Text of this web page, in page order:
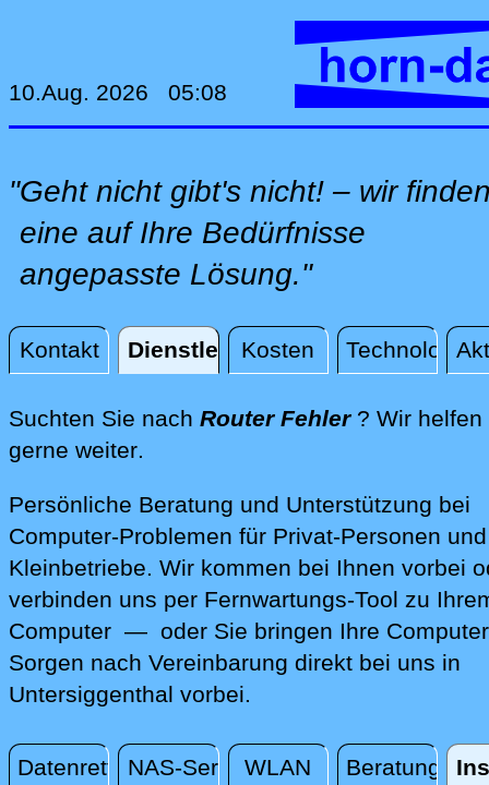
10.Aug. 2026 05:08
"Geht nicht gibt's nicht! – wir
eine auf Ihre Bedürfnisse
angepasste Lösung."
Kontakt Dienstleistungen
Kosten Technologie
Dienstleistungen
Suchten Sie nach Router Fehler? Wir helfen
gerne weiterdirekt an Ihrem Standort, per
.
Persönliche Beratung und Unterstützung bei
Computer-Problemen für Privat-Personen und
Kleinbetriebe. Wir kommen bei Ihnen vorbei
verbinden uns per Fernwartungs-Tool zu
Computer — oder Sie bringen Ihre
Sorgen nach Vereinbarung direkt bei uns in
Untersiggenthal vorbei.
DatenrettungNAS-ServerWLAN Beratung